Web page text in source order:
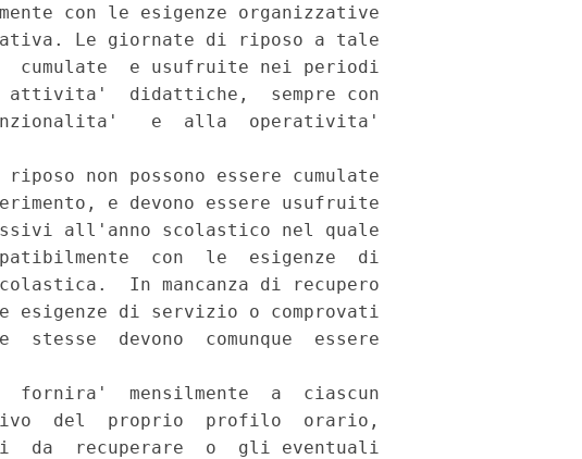
con le esigenze organizzative
Le giornate di riposo a tale
cumulate  e usufruite nei periodi
didattiche,  sempre con
e  alla  operativita'
non possono essere cumulate
e devono essere usufruite
all'anno scolastico nel quale
con  le  esigenze  di
In mancanza di recupero
di servizio o comprovati
devono  comunque  essere
fornira'  mensilmente  a  ciascun
del  proprio  profilo  orario,
da  recuperare  o  gli eventuali